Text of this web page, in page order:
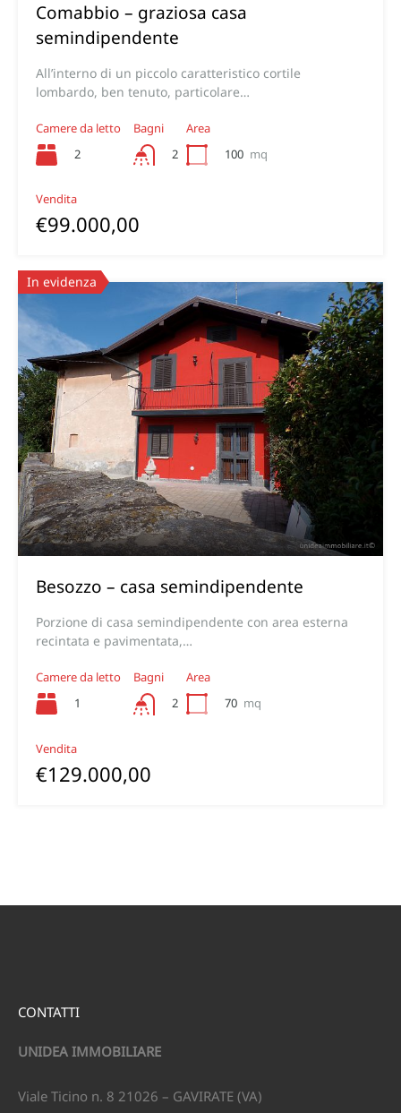
Comabbio – graziosa casa
semindipendente
All’interno di un piccolo caratteristico cortile
lombardo, ben tenuto, particolare…
Camere da letto
2
Bagni
2
Area
100 mq
Vendita
€99.000,00
In evidenza
Besozzo – casa semindipendente
Porzione di casa semindipendente con area esterna
recintata e pavimentata,…
Camere da letto
1
Bagni
2
Area
70 mq
Vendita
€129.000,00
CONTATTI
UNIDEA IMMOBILIARE
Viale Ticino n. 8 21026 – GAVIRATE (VA)